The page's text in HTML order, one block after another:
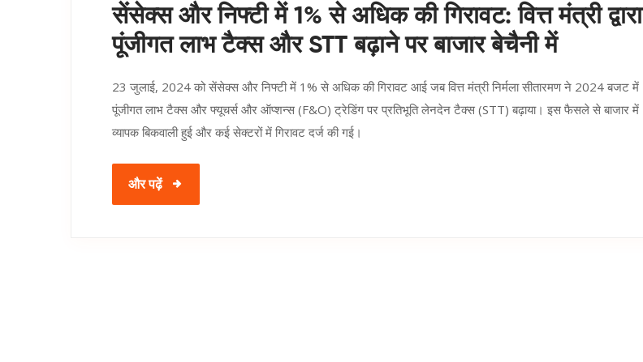
सेंसेक्स और निफ्टी में 1% से अधिक की गिरावट: वित्त मंत्री द्वारा
पूंजीगत लाभ टैक्स और STT बढ़ाने पर बाजार बेचैनी में
23 जुलाई, 2024 को सेंसेक्स और निफ्टी में 1% से अधिक की गिरावट आई जब वित्त मंत्री निर्मला सीतारमण ने 2024 बजट में
पूंजीगत लाभ टैक्स और फ्यूचर्स और ऑप्शन्स (F&O) ट्रेडिंग पर प्रतिभूति लेनदेन टैक्स (STT) बढ़ाया। इस फैसले से बाजार में
व्यापक बिकवाली हुई और कई सेक्टरों में गिरावट दर्ज की गई।
और पढ़ें